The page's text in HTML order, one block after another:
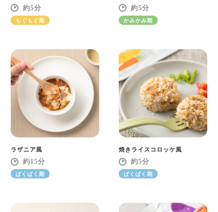
5
もぐもぐ期
5
かみかみ期
ラザニア風
15
ぱくぱく期
焼きライスコロッケ風
5
ぱくぱく期